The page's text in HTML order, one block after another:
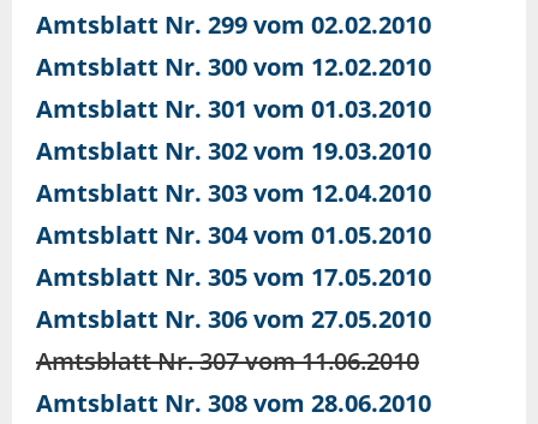
Amtsblatt Nr. 299 vom 02.02.2010
Amtsblatt Nr. 300 vom 12.02.2010
Amtsblatt Nr. 301 vom 01.03.2010
Amtsblatt Nr. 302 vom 19.03.2010
Amtsblatt Nr. 303 vom 12.04.2010
Amtsblatt Nr. 304 vom 01.05.2010
Amtsblatt Nr. 305 vom 17.05.2010
Amtsblatt Nr. 306 vom 27.05.2010
Amtsblatt Nr. 307 vom 11.06.2010
Amtsblatt Nr. 308 vom 28.06.2010